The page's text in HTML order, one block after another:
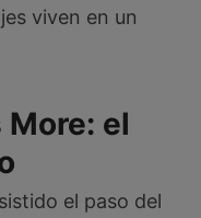
viven en un
el
el paso del